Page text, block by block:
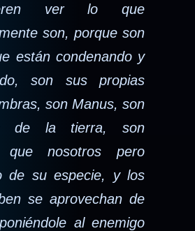
ver lo que
son, porque son
están condenando y
son sus propias
son Manus, son
de la tierra, son
nosotros pero
de su especie, y los
se aprovechan de
al enemigo